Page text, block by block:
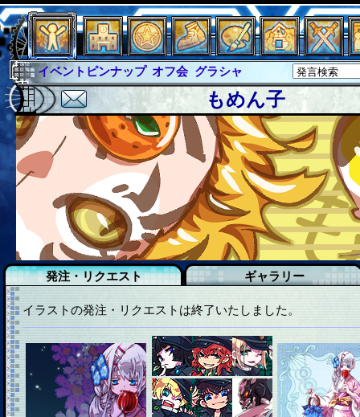
イベントピンナップ オフ会 グラシャ
グラシャ・ラボラス
グローバルジャスティス
サイキックハーツ サイキックハーツ大戦
シュラウド ソロモン ファイナル
アブソーバー
イベピン
もめん子
発注・リクエスト ギャラリー
イラストの発注・リクエストは終了いたしました。